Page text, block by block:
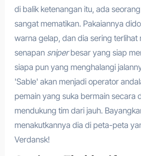
di balik ketenangan itu, ada
sangat mematikan. Pakaiannya
warna gelap, dan dia sering terlihat
senapan sniperbesar yang siap
siapa pun yang menghalangi
'Sable' akan menjadi operator
pemain yang suka bermain secara
mendukung tim dari jauh.
menakutkannya dia di peta-peta
Verdansk!